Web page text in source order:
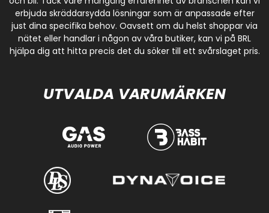
erbjuda skräddarsydda lösningar som är anpassade efter
just dina specifika behov. Oavsett om du helst shoppar via
nätet eller handlar i någon av våra butiker, kan vi på BRL
hjälpa dig att hitta precis det du söker till ett svårslaget pris.
UTVALDA VARUMÄRKEN